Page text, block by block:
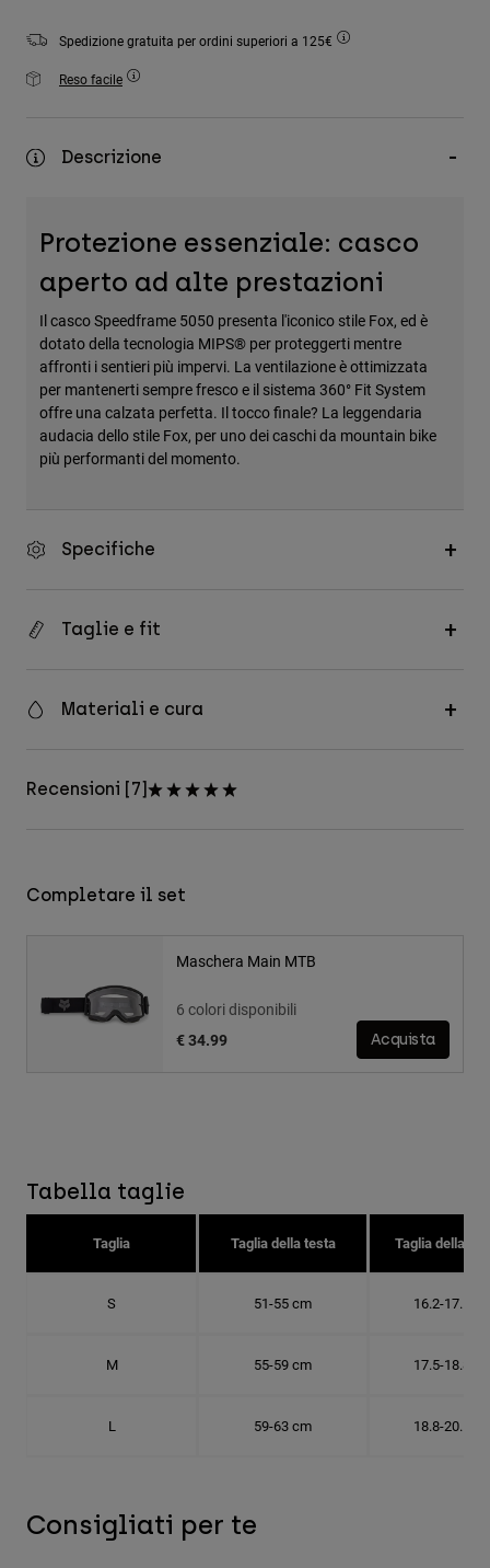
Vedi tutto
Spedizione gratuita per ordini superiori a 125€
Reso facile
Descrizione
Protezione essenziale: casco
aperto ad alte prestazioni
Il casco Speedframe 5050 presenta l'iconico stile Fox, ed è
dotato della tecnologia MIPS® per proteggerti mentre
affronti i sentieri più impervi. La ventilazione è ottimizzata
per mantenerti sempre fresco e il sistema 360° Fit System
offre una calzata perfetta. Il tocco finale? La leggendaria
audacia dello stile Fox, per uno dei caschi da mountain bike
più performanti del momento.
Specifiche
Taglie e fit
Materiali e cura
Recensioni [7]
Completare il set
Maschera Main MTB
6 colori disponibili
€ 34.99
Acquista
Tabella taglie
Taglia Taglia della testa Taglia della
S 51-55 cm 16.2-17.5
M 55-59 cm 17.5-18.8
L 59-63 cm 18.8-20.1
Consigliati per te